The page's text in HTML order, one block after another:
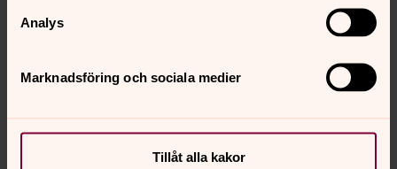
Analys
Marknadsföring och sociala medier
Tillåt alla kakor
Synpunkter eller frågor på sidans
alunda.forsamling@svenskakyrkan.se